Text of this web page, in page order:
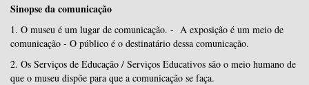
Sinopse da comunicação
1. O museu é um lugar de comunicação. - A exposição é um meio de
comunicação - O público é o destinatário dessa comunicação.
2. Os Serviços de Educação / Serviços Educativos são o meio humano de
que o museu dispõe para que a comunicação se faça.